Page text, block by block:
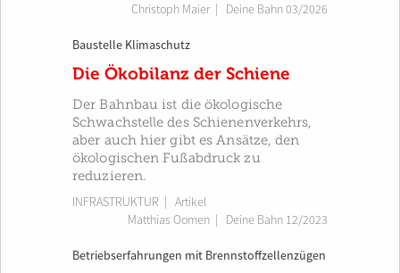
Christoph Maier| Deine Bahn 03/2026
Baustelle Klimaschutz
Die Ökobilanz der Schiene
Der Bahnbau ist die ökologische
Schwachstelle des Schienenverkehrs,
aber auch hier gibt es Ansätze, den
ökologischen Fußabdruck zu
reduzieren.
INFRASTRUKTUR | Artikel
Matthias Oomen
Deine Bahn 12/2023
Betriebserfahrungen mit Brennstoffzellenzügen